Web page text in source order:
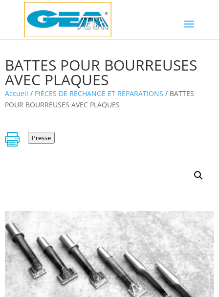
BATTES POUR BOURREUSES
AVEC PLAQUES
Accueil / PIÈCES DE RECHANGE ET RÉPARATIONS / BATTES
POUR BOURREUSES AVEC PLAQUES
 Presse